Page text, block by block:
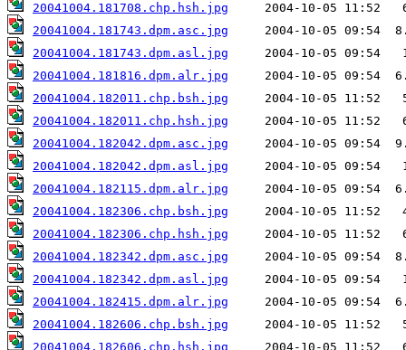
20041004.181708.chp.hsh.jpg
20041004.181743.dpm.asc.jpg
20041004.181743.dpm.asl.jpg
20041004.181816.dpm.alr.jpg
20041004.182011.chp.bsh.jpg
20041004.182011.chp.hsh.jpg
20041004.182042.dpm.asc.jpg
20041004.182042.dpm.asl.jpg
20041004.182115.dpm.alr.jpg
20041004.182306.chp.bsh.jpg
20041004.182306.chp.hsh.jpg
20041004.182342.dpm.asc.jpg
20041004.182342.dpm.asl.jpg
20041004.182415.dpm.alr.jpg
20041004.182606.chp.bsh.jpg
20041004.182606.chp.hsh.jpg